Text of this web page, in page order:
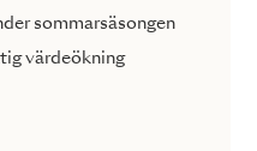
sommarsäsongen
värdeökning